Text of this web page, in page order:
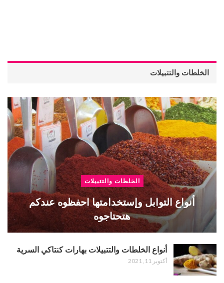
الخلطات والتتبيلات
الخلطات والتتبيلات
أنواع التوابل وإستخدامتها احفظوه عندكم
هتحتاجوه
أنواع الخلطات والتتبيلات بهارات كنتاكي السرية
أكتوبر 11, 2021